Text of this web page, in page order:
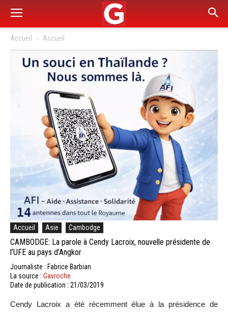
Accueil Accueil
Accueil Asie Cambodge
CAMBODGE: La parole à Cendy Lacroix, nouvelle présidente de
l’UFE au pays d’Angkor
Journaliste : Fabrice Barbian
La source : Gavroche
Date de publication : 21/03/2019
Cendy Lacroix a été récemment élue à la présidence de